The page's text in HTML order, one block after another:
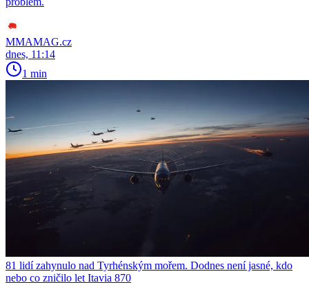
MMAMAG.cz
dnes, 11:14
1 min
81 lidí zahynulo nad Tyrhénským mořem. Dodnes není jasné, kdo
nebo co zničilo let Itavia 870